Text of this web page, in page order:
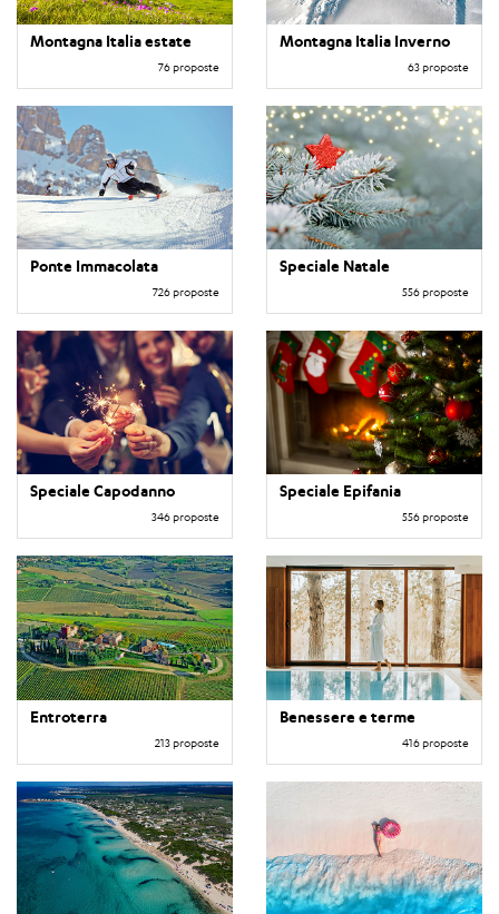
Montagna Italia estate
76 proposte
Montagna Italia Inverno
63 proposte
Ponte Immacolata
726 proposte
Speciale Natale
556 proposte
Speciale Capodanno
346 proposte
Speciale Epifania
556 proposte
Entroterra
213 proposte
Benessere e terme
416 proposte